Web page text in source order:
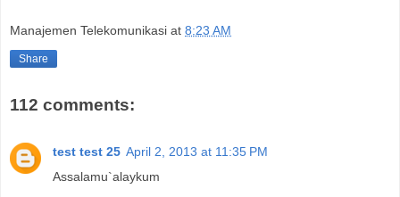
Manajemen Telekomunikasi at 8:23 AM
Share
112 comments:
test test 25 April 2, 2013 at 11:35 PM
Assalamu`alaykum